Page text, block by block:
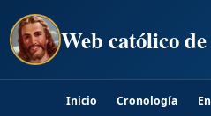
Web católico
Inicio Cronología